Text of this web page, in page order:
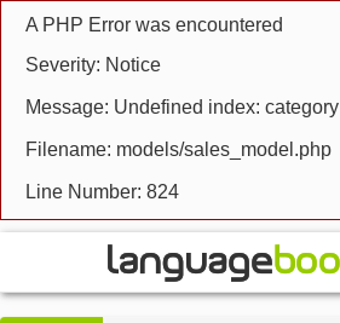
A PHP Error was encountered
Severity: Notice
Message: Undefined index: category
Filename: models/sales_model.php
Line Number: 824